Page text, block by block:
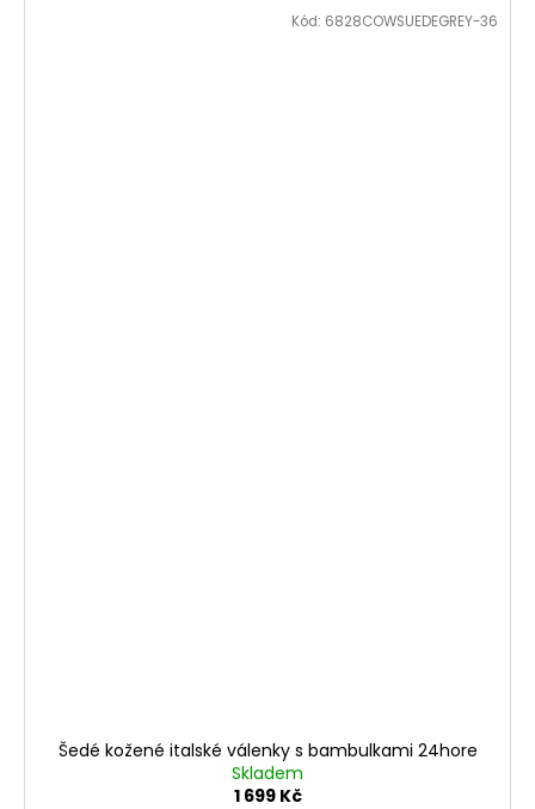
Šedé kožené italské válenky s bambulkami 24hore
Skladem
1 699 Kč
Kód: 6828COWSUEDEGREY-36